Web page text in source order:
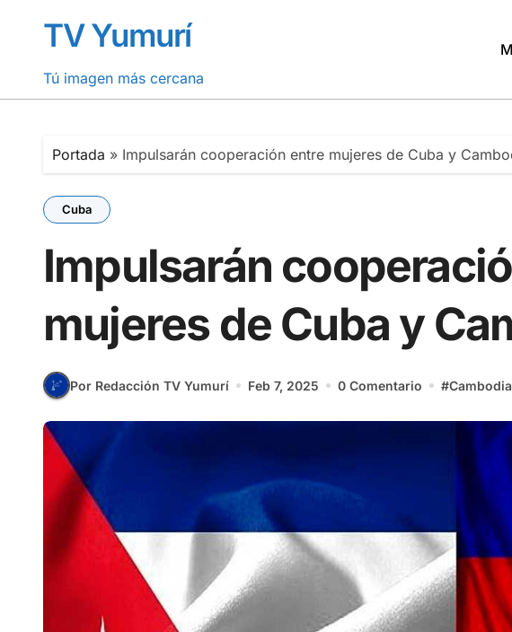
contenidoTV Yumurí
Tú imagen más cercana
Portada » Impulsarán cooperación entre mujeres de Cuba y
Cuba
Impulsarán
mujeres de Cuba y
Por Redacción TV Yumurí Feb 7, 2025 0 Comentario #Cambodia